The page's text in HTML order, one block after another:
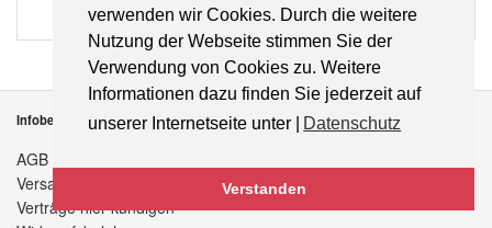
verwenden wir Cookies. Durch die weitere
Nutzung der Webseite stimmen Sie der
Verwendung von Cookies zu. Weitere
Informationen dazu finden Sie jederzeit auf
unserer Internetseite unter |
Datenschutz
Verstanden
Infobereich
AGB
Versandkosten
Verträge hier kündigen